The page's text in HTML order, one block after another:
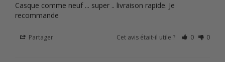
Casque comme neuf ... super .. livraison rapide. Je
recommande
Partager Cet avis était-il utile ? 0 0